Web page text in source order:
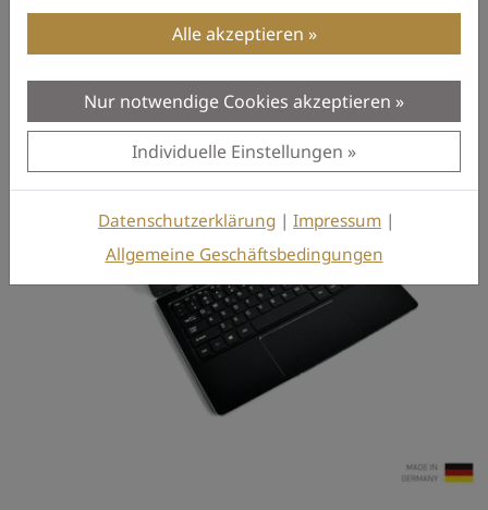
Alle akzeptieren
Nur notwendige Cookies akzeptieren
Individuelle Einstellungen
Datenschutzerklärung | Impressum |
Allgemeine Geschäftsbedingungen